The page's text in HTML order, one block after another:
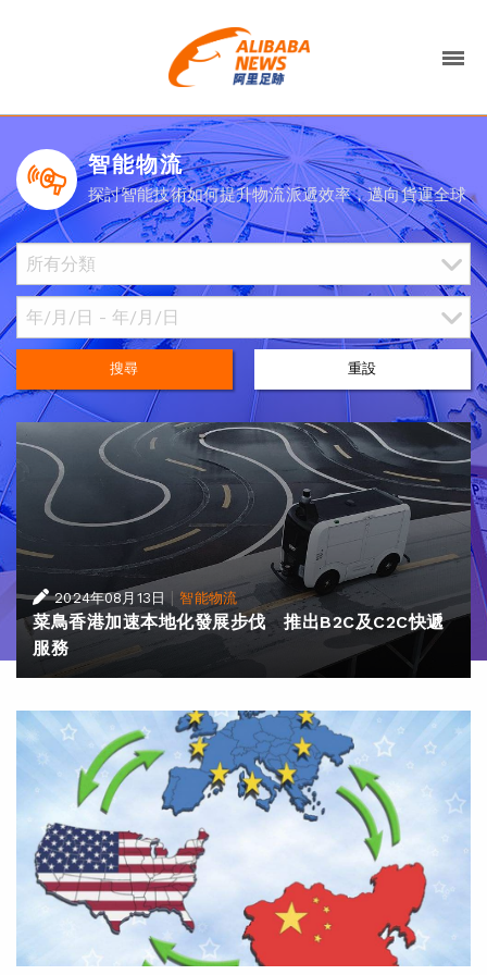
智能物流
探討智能技術如何提升物流派遞效率，邁向貨運全球
搜尋 重設
2024年08月13日 |智能物流
菜鳥香港加速本地化發展步伐 推出B2C及C2C快遞
服務